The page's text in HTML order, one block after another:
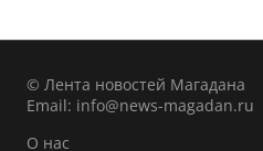
© Лента новостей Магадана
Email: info@news-magadan.ru
О нас